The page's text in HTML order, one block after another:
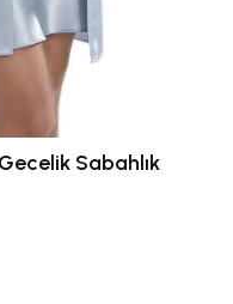
Sabahlık